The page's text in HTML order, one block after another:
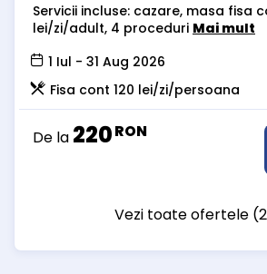
Servicii incluse: cazare, masa fisa
lei/zi/adult, 4 proceduri Mai mult
1 Iul - 31 Aug 2026
Fisa cont 120 lei/zi/persoana
De la 220RON
Vezi toate ofertele